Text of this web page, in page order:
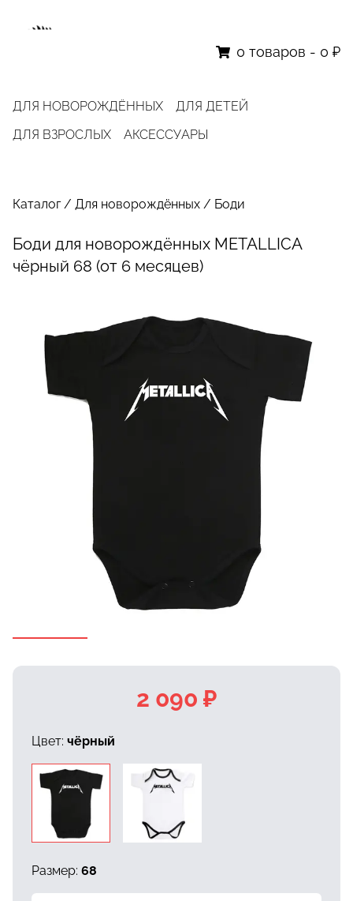
ДЛЯ НОВОРОЖДЁННЫХ
ДЛЯ ДЕТЕЙ
ДЛЯ ВЗРОСЛЫХ
АКСЕССУАРЫ
0 товаров - 0 ₽
Каталог/ Для новорождённых / Боди
Боди для новорождённых METALLICA
чёрный 68 (от 6 месяцев)
2 090 ₽
Цвет: чёрный
Размер: 68